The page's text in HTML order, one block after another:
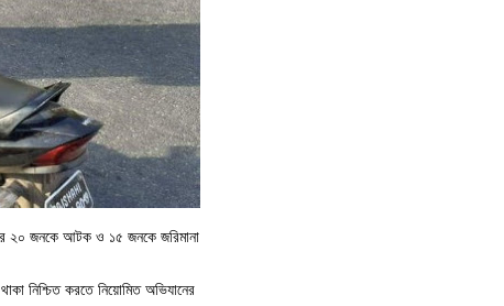
২০ জনকে আটক ও ১৫ জনকে জরিমানা
নিশ্চিত করতে নিয়োমিত অভিযানের